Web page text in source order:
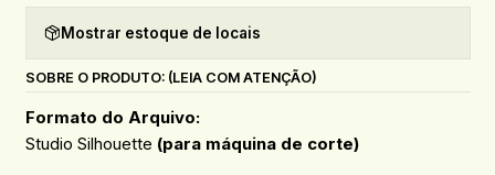
Mostrar estoque de locais
SOBRE O PRODUTO: (LEIA COM ATENÇÃO)
Formato do Arquivo:
Studio Silhouette (para máquina de corte)